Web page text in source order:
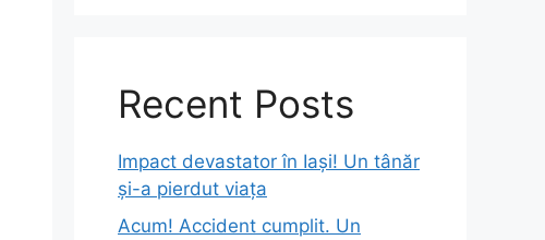
Recent Posts
Impact devastator în Iași! Un tânăr
și-a pierdut viața
Acum! Accident cumplit. Un